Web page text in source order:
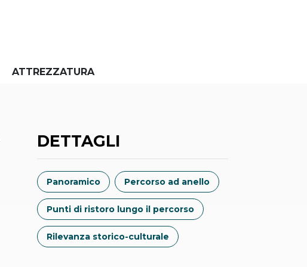
ATTREZZATURA
DETTAGLI
Panoramico Percorso ad anello
Punti di ristoro lungo il percorso
Rilevanza storico-culturale